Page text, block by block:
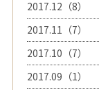
2017.12（8）
2017.11（7）
2017.10（7）
2017.09（1）